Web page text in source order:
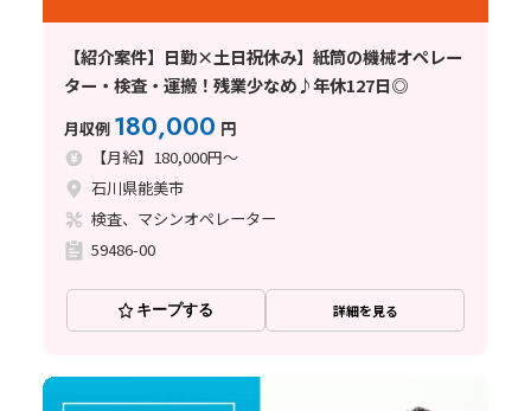
【紹介案件】日勤×土日祝休み】紙筒の機械オペレー
ター・検査・運搬！残業少なめ♪年休127日◎
月収例 180,000 円
【月給】180,000円～
石川県能美市
検査、マシンオペレーター
59486-00
キープする 詳細を見る